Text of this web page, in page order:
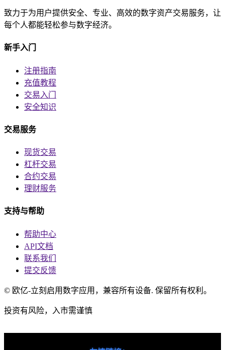
致力于为用户提供安全、专业、高效的数字资产交易服务，让
每个人都能轻松参与数字经济。
新手入门
注册指南
充值教程
交易入门
安全知识
交易服务
现货交易
杠杆交易
合约交易
理财服务
支持与帮助
帮助中心
API文档
联系我们
提交反馈
© 欧亿-立刻启用数字应用，兼容所有设备. 保留所有权利。
投资有风险，入市需谨慎